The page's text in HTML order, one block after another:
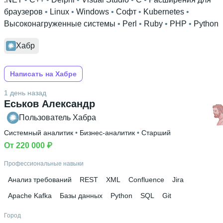
браузеров • Linux • Windows • Софт • Kubernetes
Высоконагруженные системы • Perl • Ruby • PHP • Python
Хабр
Написать на Хабре
Еськов Александр
1 день назад
Пользователь Хабра
Системный аналитик • Бизнес-аналитик • Старший
От 220 000 ₽
Профессиональные навыки
Анализ требований REST XML Confluence
Jira
Apache Kafka
Базы данных Python SQL Git
Город